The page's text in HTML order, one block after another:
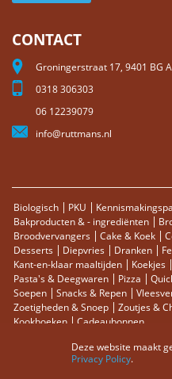
CONTACT
Groningerstraat 17, 9401 BG
0318 306303
06 12239079
info@ruttmans.nl
Biologisch PKU
Bakproducten & - ingrediënten
Broodvervangers
Cake & Koek
Desserts
Diepvries Dranken
Kant-en-klaar maaltijden
Koekjes
Pasta's & Deegwaren
Pizza
Soepen
Snacks & Repen
Zoetigheden & Snoep
Zoutjes &
Kookboeken
Cadeaubonnen
Zoektermen Zoeken
Deze website maakt
Privacy Policy.